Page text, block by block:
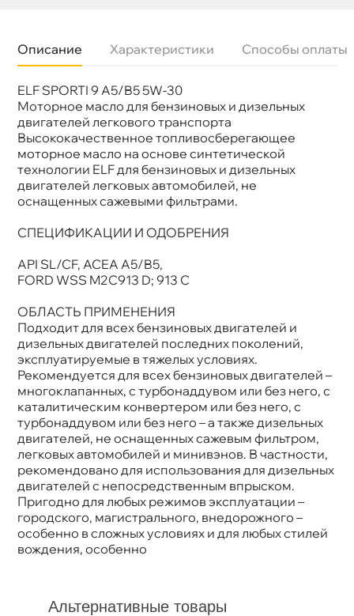
Описание Характеристики Способы оплаты
ELF SPORTI 9 A5/B5 5W-30
Моторное масло для бензиновых и дизельных
двигателей легкового транспорта
ысококачественное топливосберегающее
моторное масло на основе синтетической
технологии ELF для бензиновых и дизельных
двигателей легковых автомобилей, не
оснащенных сажевыми фильтрами.
СПЕЦИФИКАЦИИ И ОДОБРЕНИЯ
API SL/CF, ACEA A5/B5,
FORD WSS M2C913 D; 913 C
ОБЛАСТЬ ПРИМЕНЕНИЯ
Подходит для всех бензиновых двигателей и
дизельных двигателей последних поколений,
эксплуатируемые в тяжелых условиях.
Рекомендуется для всех бензиновых двигателей –
многоклапанных, с турбонаддувом или без него, с
каталитическим конвертером или без него, с
турбонаддувом или без него – а также дизельных
двигателей, не оснащенных сажевым фильтром,
легковых автомобилей и минивэнов. В частности,
рекомендовано для использования для дизельных
двигателей с непосредственным впрыском.
Пригодно для любых режимов эксплуатации –
ородского, магистрального, внедорожного –
особенно в сложных условиях и для любых стилей
ождения, особенно
язкость
5W-30
Бренд
Тип масла
Синтетика
Допуски
FORD WSS M2C913 D; 913 C
Спецификации
API SL/CF, ACEA A5/B5
Объем
5л
Артикул
214250
Применение
Двигатель
Альтернативные товары